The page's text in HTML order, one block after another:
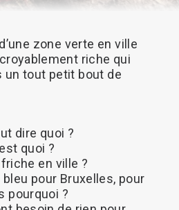
d’une zone verte en ville
riche qui
un tout petit bout de
dire quoi ?
quoi ?
friche en ville ?
bleu pour Bruxelles, pour
pourquoi ?